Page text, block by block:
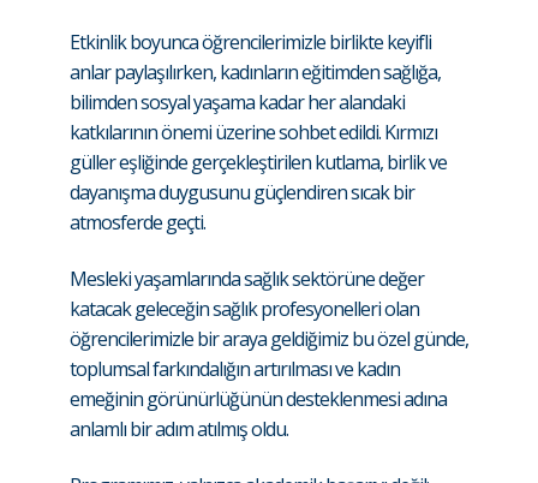
Etkinlik boyunca öğrencilerimizle birlikte keyifli
anlar paylaşılırken, kadınların eğitimden sağlığa,
bilimden sosyal yaşama kadar her alandaki
katkılarının önemi üzerine sohbet edildi. Kırmızı
güller eşliğinde gerçekleştirilen kutlama, birlik ve
dayanışma duygusunu güçlendiren sıcak bir
atmosferde geçti.
Mesleki yaşamlarında sağlık sektörüne değer
katacak geleceğin sağlık profesyonelleri olan
öğrencilerimizle bir araya geldiğimiz bu özel günde,
toplumsal farkındalığın artırılması ve kadın
emeğinin görünürlüğünün desteklenmesi adına
anlamlı bir adım atılmış oldu.